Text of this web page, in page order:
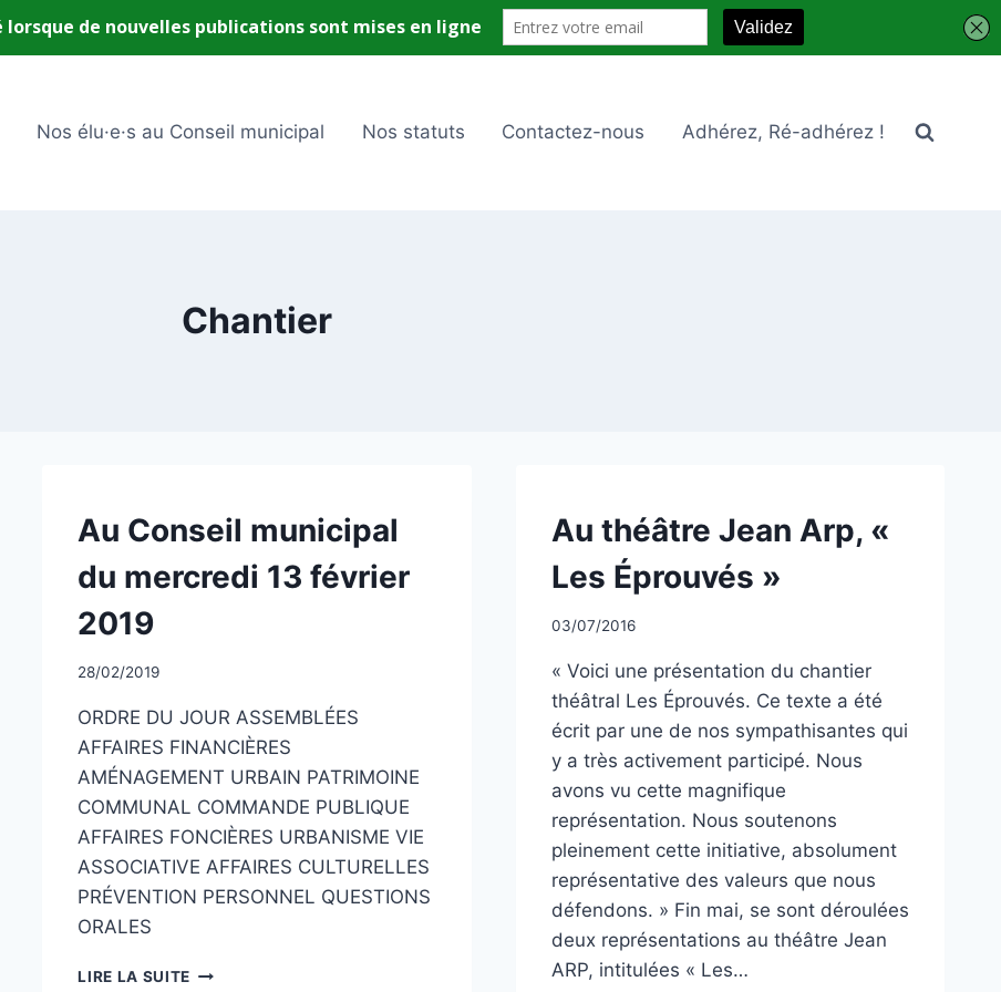
Nos élu·e·s au Conseil municipal Nos statuts Contactez-nous Adhérez, Ré-adhérez !
Chantier
NON
CLASSÉ
Au Conseil municipal
du mercredi 13 février
2019
Par
28/02/2019
ORDRE DU JOUR ASSEMBLÉES
AFFAIRES FINANCIÈRES
AMÉNAGEMENT URBAIN PATRIMOINE
COMMUNAL COMMANDE PUBLIQUE
AFFAIRES FONCIÈRES URBANISME VIE
ASSOCIATIVE AFFAIRES CULTURELLES
PRÉVENTION PERSONNEL QUESTIONS
ORALES
LIRE LA SUITE AU
NON
CLASSÉ
Au théâtre Jean Arp, «
Les Éprouvés »
Par
03/07/2016
« Voici une présentation du chantier
théâtral Les Éprouvés. Ce texte a été
écrit par une de nos sympathisantes qui
y a très activement participé. Nous
avons vu cette magnifique
représentation. Nous soutenons
pleinement cette initiative, absolument
représentative des valeurs que nous
défendons. » Fin mai, se sont déroulées
deux représentations au théâtre Jean
ARP, intitulées « Les…